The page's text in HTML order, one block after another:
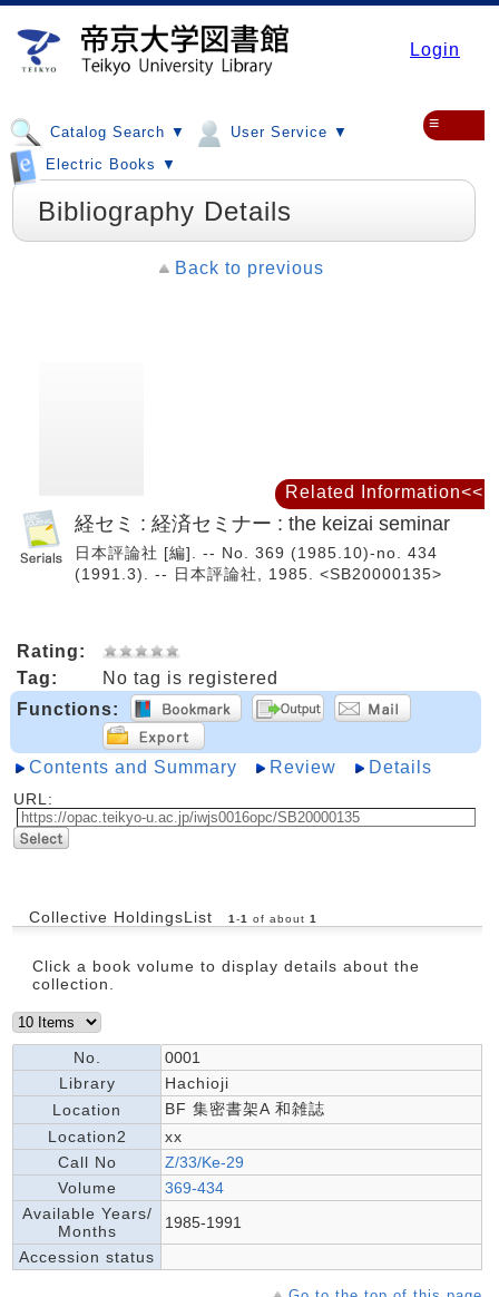
Login
Catalog Search ▼
User Service ▼
Electric Books ▼
≡
Bibliography Details
Back to previous
経セミ : 経済セミナー : the keizai seminar
日本評論社 [編]. -- No. 369 (1985.10)-no. 434
(1991.3). -- 日本評論社, 1985. <SB20000135>
Rating:
Tag:
No tag is registered
Functions:
Contents and Summary Review Details
URL:
Collective HoldingsList 1 -1 of about 1
Click a book volume to display details about the
collection.
No.
0001
Library
Hachioji
Location
BF 集密書架A 和雑誌
Location2
xx
Call No
Z/33/Ke-29
Volume
369-434
Available Years/
Months
1985-1991
Accession status
Related Information<<